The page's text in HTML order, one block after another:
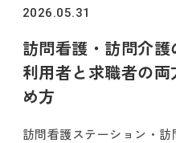
2026.05.31
訪問看護・訪問介護
利用者と求職者の
め方
訪問看護ステーション・